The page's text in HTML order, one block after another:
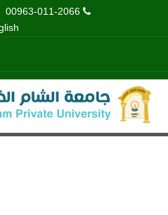
00963-011-2066